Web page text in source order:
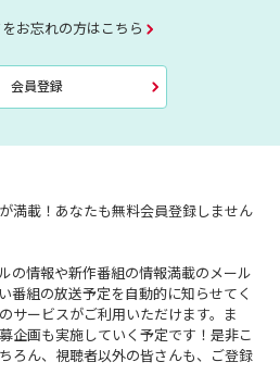
お忘れの方はこちら
会員登録
満載！あなたも無料会員登録しません
の情報や新作番組の情報満載のメール
番組の放送予定を自動的に知らせてく
サービスがご利用いただけます。ま
企画も実施していく予定です！是非こ
ろん、視聴者以外の皆さんも、ご登録